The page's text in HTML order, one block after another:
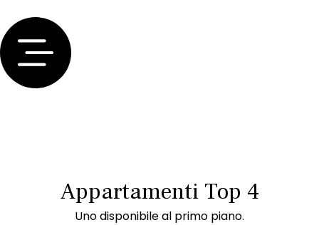
Appartamenti Top 4
Uno disponibile al primo piano.